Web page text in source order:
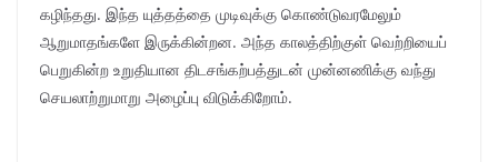
கழிந்தது. இந்த யுத்தத்தை முடிவுக்கு கொண்டுவரமேலும்
ஆறுமாதங்களே இருக்கின்றன. அந்த காலத்திற்குள் வெற்றியைப்
பெறுகின்ற உறுதியான திடசங்கற்பத்துடன் முன்னணிக்கு வந்து
செயலாற்றுமாறு அழைப்பு விடுக்கிறோம்.